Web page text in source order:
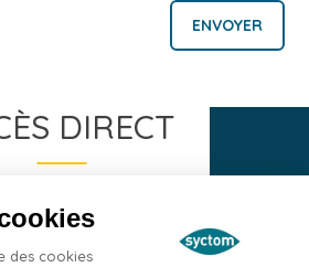
des cookies
DIRECT